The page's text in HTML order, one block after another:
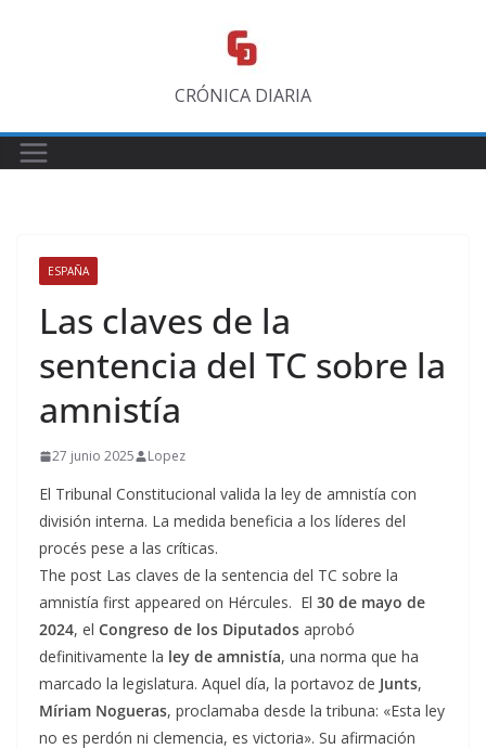
CRÓNICA DIARIA
ESPAÑA
Las claves de la
sentencia del TC sobre la
amnistía
27 junio 2025 Lopez
El Tribunal Constitucional valida la ley de amnistía con
división interna. La medida beneficia a los líderes del
procés pese a las críticas.
The post Las claves de la sentencia del TC sobre la
amnistía first appeared on Hércules. El 30 de mayo de
2024, el Congreso de los Diputados aprobó
definitivamente la ley de amnistía, una norma que ha
marcado la legislatura. Aquel día, la portavoz de Junts,
Míriam Nogueras, proclamaba desde la tribuna: «Esta ley
no es perdón ni clemencia, es victoria». Su afirmación